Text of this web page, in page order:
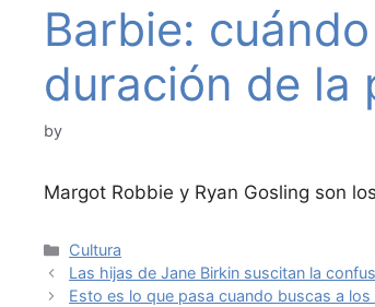
Barbie:
duración de la
by
Margot Robbie y Ryan Gosling son
Categories
Cultura
Las hijas de Jane Birkin suscitan la
Esto es lo que pasa cuando buscas a